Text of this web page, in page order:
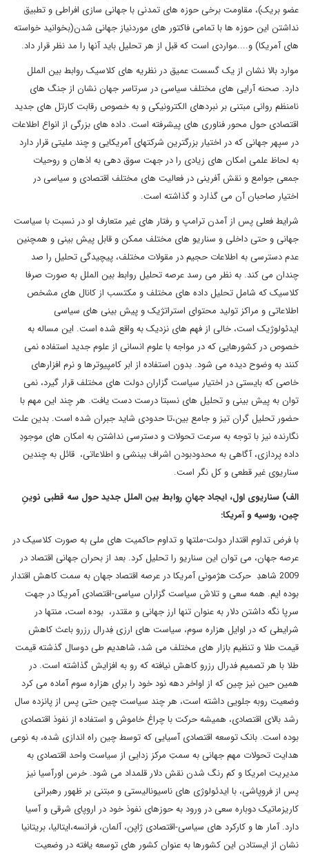
عضو بریک)، مقاومت برخی حوزه های تمدنی با جهانی سازی افراطی و تطبیق
نداشتن این حوزه ها با تمامی فاکتور های موردنیاز جهانی شدن(بخوانید خواسته
های آمریکا) و....مواردی است که قبل از هر تحلیل باید آنها را مد نظر قرار داد.
موارد بالا نشان از یک گسست عمیق در نظریه های کلاسیک روابط بین الملل
دارد. صحنه آرایی های مختلف سیاسی در سرتاسر جهان نشان از جنگ های
نامنظم روانی مبتنی بر نبردهای الکترونیکی و به خصوص رقابت کارتل های جدید
اقتصادی حول محور فناوری های پیشرفته است. داده های بزرگی از انواع اطلاعات
در سپهر جهانی که در اختیار بزرگترین شرکتهای آمریکایی و چند ملیتی قرار دارد
به لحاظ علمی امکان های زیادی را در جهت سوق دهی به اذهان و روحیات
جمعی جوامع و نقش آفرینی در فعالیت های مختلف اقتصادی و سیاسی در
اختیار صاحبان آن می گذارد و گذاشته است.
شرایط فعلی پس از آمدن ترامپ و رفتار های غیر متعارف او در نسبت با سیاست
جهانی و حتی داخلی و سناریو های مختلف ممکن و قابل پیش بینی و همچنین
عدم دسترسی به اطلاعات حجیم در مقولات مختلف، پیچیدگی تحلیل را صد
چندان می کند. به نظر می رسد عرصه تحلیل روابط بین الملل به صورت صرفا
کلاسیک که شامل تحلیل داده های مختلف و مکتسب از کانال های مشخص
اطلاعاتی و مراکز تولید محتوای استراتژیک و پیش بینی های سیاسی
ایدئولوژیک است، خالی از فهم های نزدیک به واقع شده است. این مساله به
خصوص در کشورهایی که در مواجه با علوم انسانی از علوم جدید استفاده نمی
کنند به وضوح دیده می شود. بدون استفاده از ابر کامپیوترها و نرم افزارهای
خاصی که بایستی در اختیار سیاست گزاران دولت های مختلف قرار گیرد، نمی
توان به پیش بینی و تحلیل های نسبتا درست دست یافت. هر چند این مهم با
حضور تحلیل گران تیز و جامع بین،تا حدودی شاید جبران شده است. بدین علت
نگارنده نیز با توجه به سرعت تحولات و دسترسی نداشتن به امکان های موجودِ
داده پردازی، آگاهی به محدودبودن اشراف بینشی و اطلاعاتی، قائل به چندین
سناریوی غیر قطعی و کل نگر است.
الف) سناریوی اول، ایجاد جهانِ روابط بین الملل جدید حول سه قطبی نوینِ
چین، روسیه و آمریکا:
با فرض تداوم اقتدار دولت-ملتها و تداوم حاکمیت های ملی به صورت کلاسیک در
عرصه جهان، می توان این سناریو را تحلیل کرد. بعد از بحران جهانی اقتصاد در
2009 شاهدِ حرکت هژمونی آمریکا در عرصه اقتصاد جهان به سمت کاهش اقتدار
بوده ایم. همه سعی و تلاش سیاست گزاران سیاسی-اقتصادی آمریکا در جهت
سرپا نگه داشتن دلار به عنوان تنها ارز جهانی و مقتدر، بوده است، منتها در
شرایطی که در اوایل هزاره سوم، سیاست های ارزی فِدرال رزرو باعث کاهش
قیمت طلا و تنظیم بازار های مختلف می شد، شاهدیم طی دوسال گذشته قیمت
طلا با هر تصمیم فدرال رزرو کاهش نیافته که رو به افزایش گذاشته است. در
همین حین نیز چین که از اواخر دهه نود خود را برای هزاره سوم آماده می کرد
وضعیت روبه جلویی داشته است، هر چند سیاست چین حتی پس از پانزده سال
رشد بالای اقتصادی، همیشه حرکت با چراغ خاموش و استفاده از نفوذ اقتصادی
بوده است. بانک توسعه اقتصادی آسیایی که توسط چین راه اندازی شده، به نوعی
هدایت تحولات مهم جهانی به سمتِ مرکز زدایی از سیاست واحد اقتصادی به
مدیریت امریکا و کم رنگ شدن نقش دلار قلمداد می شود. خرس اورآسیا نیز
پس از فروپاشی، با ایدئولوژی های ناسیونالیستی و مبتنی بر ظهور رهبرانی
کاریزماتیک دوباره سعی در ورود به حوزهای نفوذ خود در اروپای شرقی و آسیا
دارد. آمار ها و کارکرد های سیاسی-اقتصادی ژاپن، آلمان، فرانسه،ایتالیا، بریتانیا
نشان از ایستادن این کشورها به عنوان کشور های توسعه یافته در وضعیت